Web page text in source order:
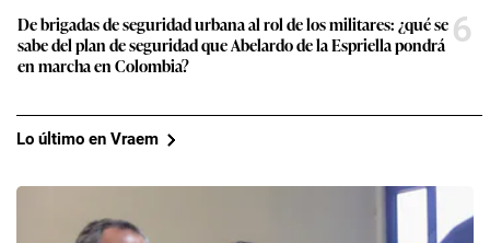
De brigadas de seguridad urbana al rol de los militares: ¿qué se
sabe del plan de seguridad que Abelardo de la Espriella pondrá
en marcha en Colombia?
6
Lo último en Vraem